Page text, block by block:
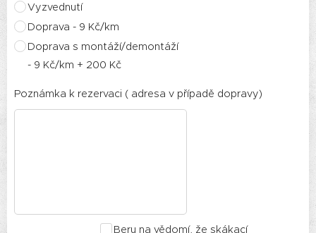
Vyzvednutí
Doprava - 9 Kč/km
Doprava s montáží/demontáží
- 9 Kč/km + 200 Kč
Poznámka k rezervaci ( adresa v případě dopravy)
Beru na vědomí, že skákací